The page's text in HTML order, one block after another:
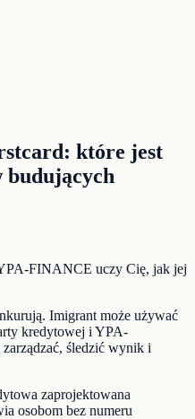
które jest
budujących
FINANCE uczy Cię, jak jej
Imigrant może używać
kredytowej i YPA-
śledzić wynik i
zaprojektowana
osobom bez numeru